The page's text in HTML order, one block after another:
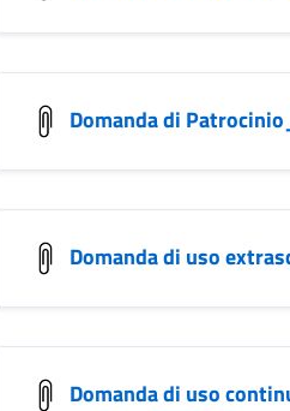
Domanda di
Domanda di uso
Domanda di uso